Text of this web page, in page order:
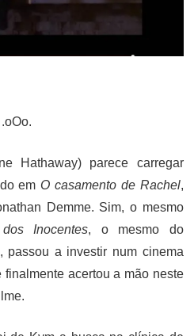
.oOo.
Hathaway) parece carregar
em O casamento de Rachel,
Demme. Sim, o mesmo
Inocentes, o mesmo do
passou a investir num cinema
finalmente acertou a mão neste